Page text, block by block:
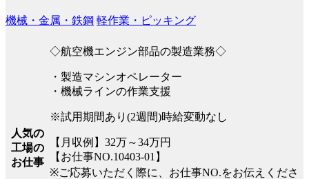
機械・金属・鉄鋼 軽作業・ピッキング
人気の
工場の
お仕事
◇航空機エンジン部品の製造業務◇
・製造マシンオペレーター
・機械ラインの作業支援
※試用期間あり(2週間)時給変動なし
【月収例】32万～34万円
【お仕事NO.10403-01】
※ご応募いただく際に、お仕事NO.をお伝えくださ